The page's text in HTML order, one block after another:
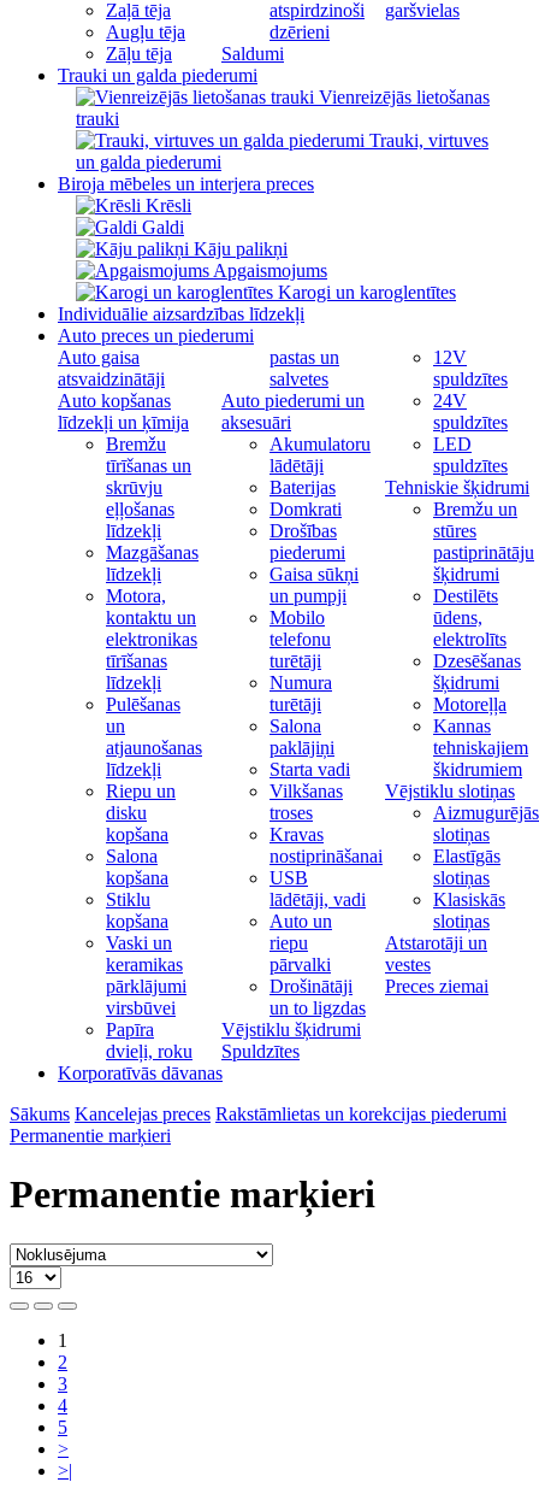
Zaļā tēja
Augļu tēja
Zāļu tēja
atspirdzinoši
dzērieni
Saldumi
garšvielas
Trauki un galda piederumi
Vienreizējās lietošanas
trauki
Trauki, virtuves
un galda piederumi
Biroja mēbeles un interjera preces
Krēsli
Galdi
Kāju palikņi
Apgaismojums
Karogi un karoglentītes
Individuālie aizsardzības līdzekļi
Auto preces un piederumi
Auto gaisa
atsvaidzinātāji
Auto kopšanas
līdzekļi un ķīmija
Bremžu
tīrīšanas un
skrūvju
eļļošanas
līdzekļi
Mazgāšanas
līdzekļi
Motora,
kontaktu un
elektronikas
tīrīšanas
līdzekļi
Pulēšanas
un
atjaunošanas
līdzekļi
Riepu un
disku
kopšana
Salona
kopšana
Stiklu
kopšana
Vaski un
keramikas
pārklājumi
virsbūvei
Papīra
dvieļi, roku
pastas un
salvetes
Auto piederumi un
aksesuāri
Akumulatoru
lādētāji
Baterijas
Domkrati
Drošības
piederumi
Gaisa sūkņi
un pumpji
Mobilo
telefonu
turētāji
Numura
turētāji
Salona
paklājiņi
Starta vadi
Vilkšanas
troses
Kravas
nostiprināšanai
USB
lādētāji, vadi
Auto un
riepu
pārvalki
Drošinātāji
un to ligzdas
Vējstiklu šķidrumi
Spuldzītes
12V
spuldzītes
24V
spuldzītes
LED
spuldzītes
Tehniskie šķidrumi
Bremžu un
stūres
pastiprinātāju
šķidrumi
Destilēts
ūdens,
elektrolīts
Dzesēšanas
šķidrumi
Motoreļļa
Kannas
tehniskajiem
škidrumiem
Vējstiklu slotiņas
Aizmugurējās
slotiņas
Elastīgās
slotiņas
Klasiskās
slotiņas
Atstarotāji un
vestes
Preces ziemai
Korporatīvās dāvanas
Sākums Kancelejas preces Rakstāmlietas un korekcijas piederumi
Permanentie marķieri
Permanentie marķieri
1
2
3
4
5
>
>|